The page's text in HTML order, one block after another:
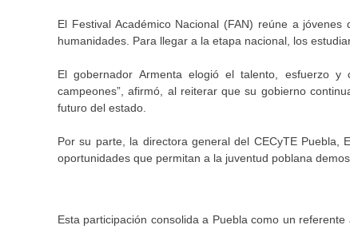
El Festival Académico Nacional (FAN) reúne a
humanidades. Para llegar a la etapa nacional, los
El gobernador Armenta elogió el talento, esfuerzo
campeones”, afirmó, al reiterar que su gobierno
futuro del estado.
Por su parte, la directora general del CECyTE Puebla,
oportunidades que permitan a la juventud poblana
Esta participación consolida a Puebla como un